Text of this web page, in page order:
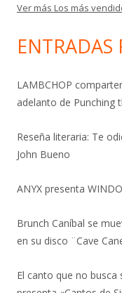
Ver más Los más
ENTRADAS
LAMBCHOP
adelanto de Punching
Reseña literaria: Te
John Bueno
ANYX presenta
Brunch Caníbal se
en su disco ¨Cave
El canto que no busca